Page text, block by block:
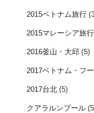
2015ベトナム旅行
2015マレーシア旅行
2016釜山・大邱 (5)
2017ベトナム・フ
2017台北 (5)
クアラルンプール